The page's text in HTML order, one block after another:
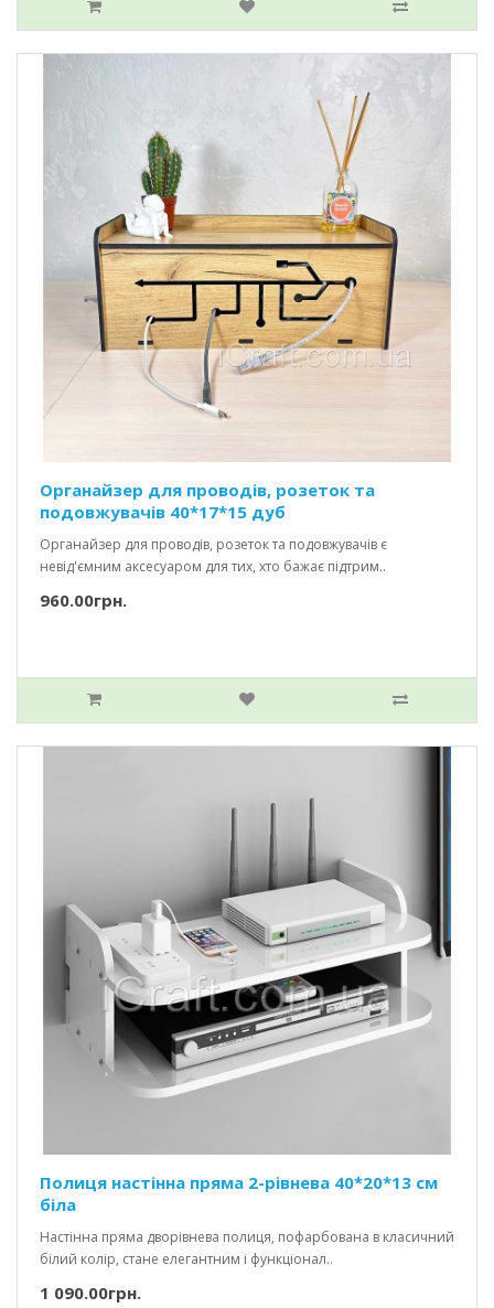
Органайзер для проводів, розеток та
подовжувачів 40*17*15 дуб
Органайзер для проводів, розеток та подовжувачів є
невід'ємним аксесуаром для тих, хто бажає підтрим..
960.00грн.
Полиця настінна пряма 2-рівнева 40*20*13 см
біла
Настінна пряма дворівнева полиця, пофарбована в класичний
білий колір, стане елегантним і функціонал..
1 090.00грн.